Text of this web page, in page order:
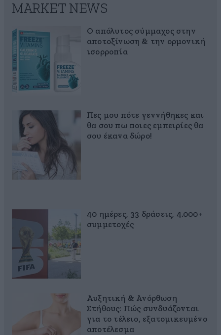
MARKET NEWS
Ο απόλυτος σύμμαχος στην
αποτοξίνωση & την ορμονική
ισορροπία
Πες μου πότε γεννήθηκες και
θα σου πω ποιες εμπειρίες θα
σου έκανα δώρο!
40 ημέρες, 33 δράσεις, 4.000+
συμμετοχές
Αυξητική & Ανόρθωση
Στήθους: Πώς συνδυάζονται
για το τέλειο, εξατομικευμένο
αποτέλεσμα